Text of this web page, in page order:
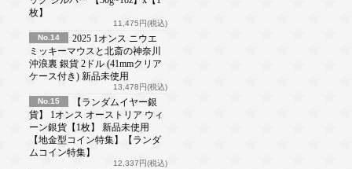
枚】
11,475円(税込)
No.14
2025 1オンス ニウエ
ミッキーマウスと北斎の神奈川
沖浪裏 銀貨 2ドル (41mmクリア
ケース付き) 新品未使用
13,478円(税込)
No.15
【ランダムイヤー銀
貨】 1オンス オーストリア ウィ
ーン銀貨【1枚】 新品未使用
【地金型コイン特集】【ランダ
ムコイン特集】
12,337円(税込)